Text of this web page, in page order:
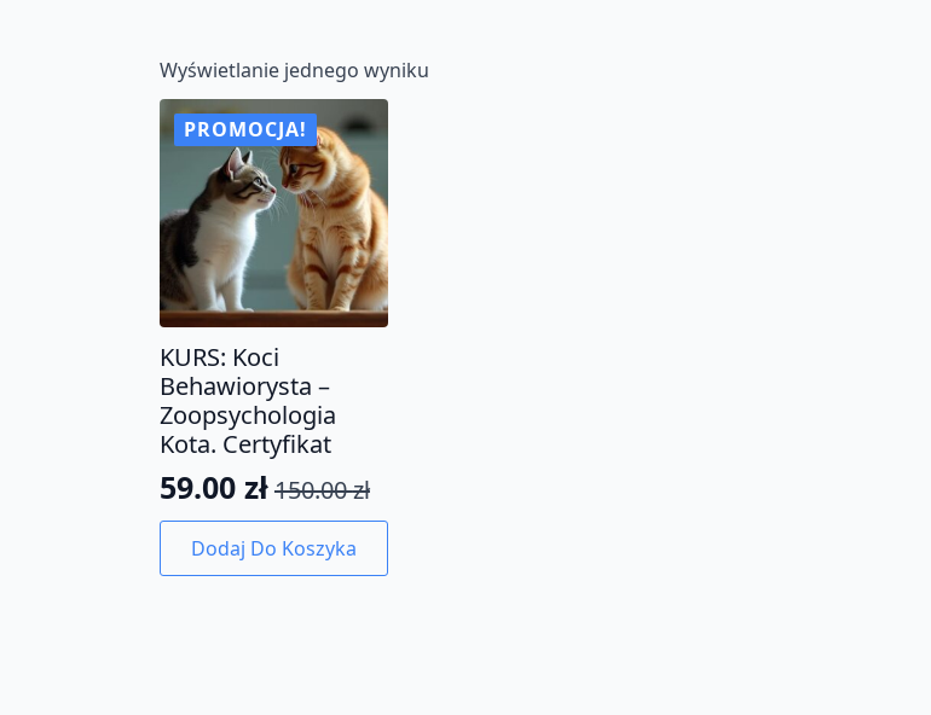
Wyświetlanie jednego wyniku
PROMOCJA!
KURS: Koci
Behawiorysta –
Zoopsychologia
Kota. Certyfikat
150.00zł
Pierwotna
cena
wynosiła:
59.00 zł
Aktualna
cena
wynosi:
Dodaj Do Koszyka